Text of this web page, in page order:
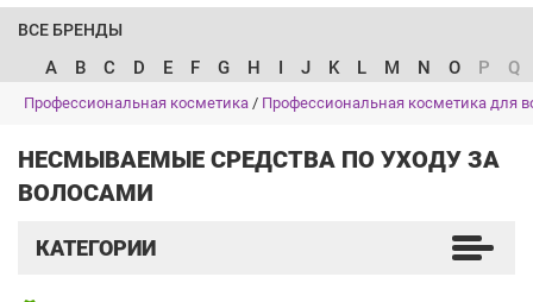
ВСЕ БРЕНДЫ
A B C D E F G H I J K L M N O P Q
Профессиональная косметика / Профессиональная косметика для
НЕСМЫВАЕМЫЕ СРЕДСТВА ПО УХОДУ ЗА
ВОЛОСАМИ
КАТЕГОРИИ